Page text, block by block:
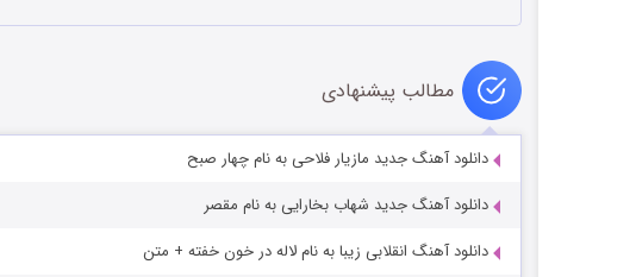
مطالب پیشنهادی
دانلود آهنگ جدید مازیار فلاحی به نام چهار صبح
دانلود آهنگ جدید شهاب بخارایی به نام مقصر
دانلود آهنگ انقلابی زیبا به نام لاله در خون خفته + متن